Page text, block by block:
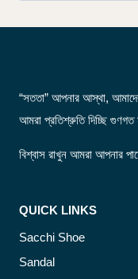
“সততা” আপনার আস্থা,
আমরা প্রতিশ্রুতি দিচ্ছি
বিশ্বাস রাখুন আমরা আপনার
QUICK LINKS
Sacchi Shoe
Sandal